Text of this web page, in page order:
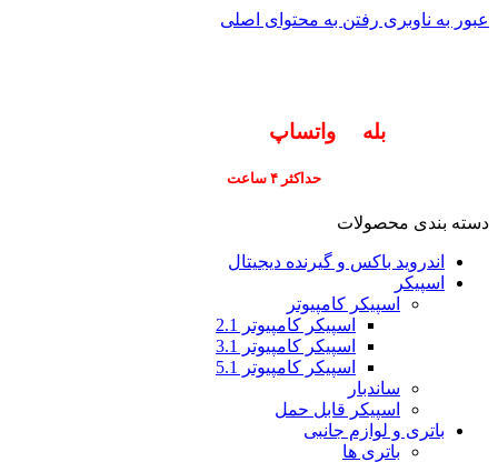
عبور به ناوبری رفتن به محتوای اصلی
بله واتساپ
حداکثر ۴ ساعت
دسته بندی محصولات
اندروید باکس و گیرنده دیجیتال
اسپیکر
اسپیکر کامپیوتر
اسپیکر کامپیوتر 2.1
اسپیکر کامپیوتر 3.1
اسپیکر کامپیوتر 5.1
ساندبار
اسپیکر قابل حمل
باتری و لوازم جانبی
باتری ها